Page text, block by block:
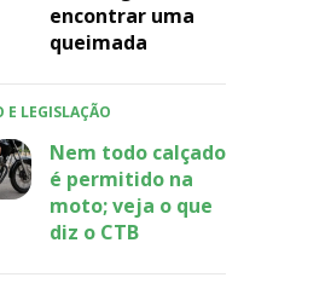
encontrar uma
queimada
E LEGISLAÇÃO
Nem todo calçado
é permitido na
moto; veja o que
diz o CTB